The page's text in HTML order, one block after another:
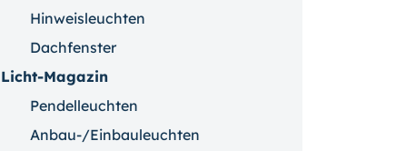
Hinweisleuchten
Dachfenster
Licht-Magazin
Pendelleuchten
Anbau-/Einbauleuchten